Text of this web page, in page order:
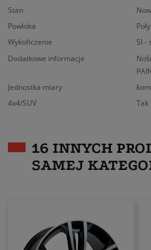
Stan
Powłoka
Wykończenie
SI -
Dodatkowe informacje
Jednostka miary
4x4/SUV
Tak
16 INNYCH
SAMEJ